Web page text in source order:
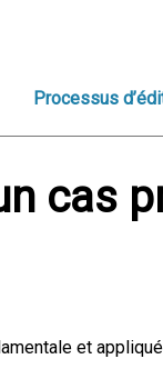
Processus
cas
et